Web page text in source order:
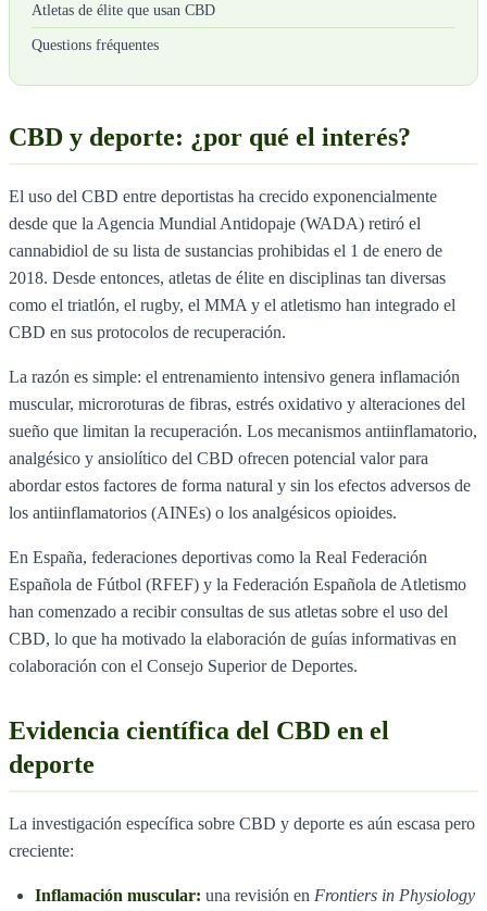
Atletas de élite que usan CBD
Questions fréquentes
CBD y deporte: ¿por qué el interés?
El uso del CBD entre deportistas ha crecido exponencialmente
desde que la Agencia Mundial Antidopaje (WADA) retiró el
cannabidiol de su lista de sustancias prohibidas el 1 de enero de
2018. Desde entonces, atletas de élite en disciplinas tan diversas
como el triatlón, el rugby, el MMA y el atletismo han integrado el
CBD en sus protocolos de recuperación.
La razón es simple: el entrenamiento intensivo genera inflamación
muscular, microroturas de fibras, estrés oxidativo y alteraciones del
sueño que limitan la recuperación. Los mecanismos antiinflamatorio,
analgésico y ansiolítico del CBD ofrecen potencial valor para
abordar estos factores de forma natural y sin los efectos adversos de
los antiinflamatorios (AINEs) o los analgésicos opioides.
En España, federaciones deportivas como la Real Federación
Española de Fútbol (RFEF) y la Federación Española de Atletismo
han comenzado a recibir consultas de sus atletas sobre el uso del
CBD, lo que ha motivado la elaboración de guías informativas en
colaboración con el Consejo Superior de Deportes.
Evidencia científica del CBD en el
deporte
La investigación específica sobre CBD y deporte es aún escasa pero
creciente:
Inflamación muscular: una revisión en Frontiers in Physiology